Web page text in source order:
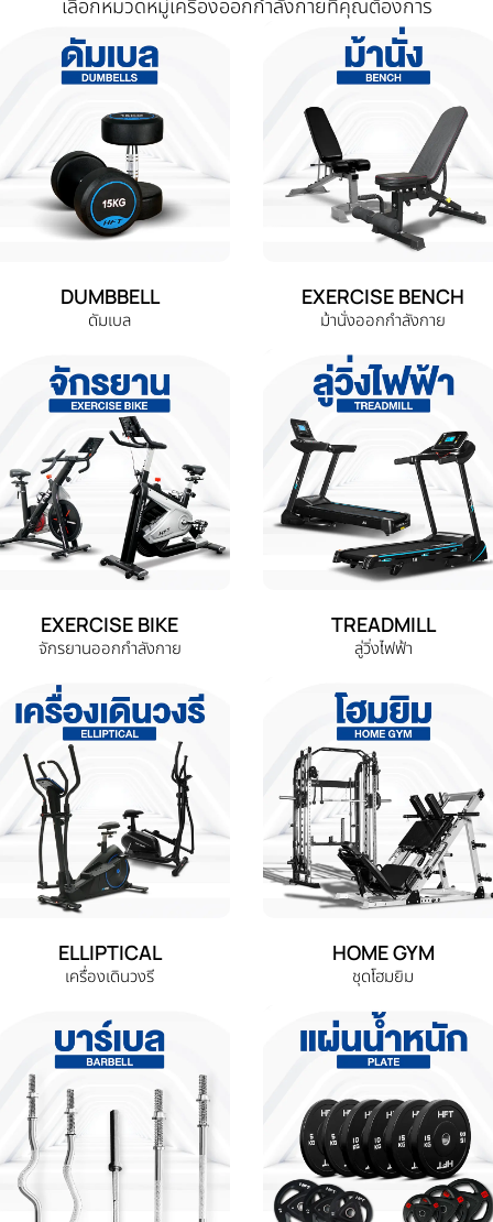
เลือกหมวดหมู่เครื่องออกกำลังกายที่คุณต้องการ
DUMBBELL
ดัมเบล
EXERCISE BENCH
ม้านั่งออกกำลังกาย
EXERCISE BIKE
จักรยานออกกำลังกาย
TREADMILL
ลู่วิ่งไฟฟ้า
ELLIPTICAL
เครื่องเดินวงรี
HOME GYM
ชุดโฮมยิม